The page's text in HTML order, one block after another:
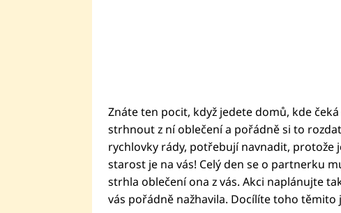
Znáte ten pocit, když jedete domů, kde
strhnout z ní oblečení a pořádně si to
rychlovky rády, potřebují navnadit, protože
starost je na vás! Celý den se o partnerku
strhla oblečení ona z vás. Akci naplánujte
vás pořádně nažhavila. Docílíte toho